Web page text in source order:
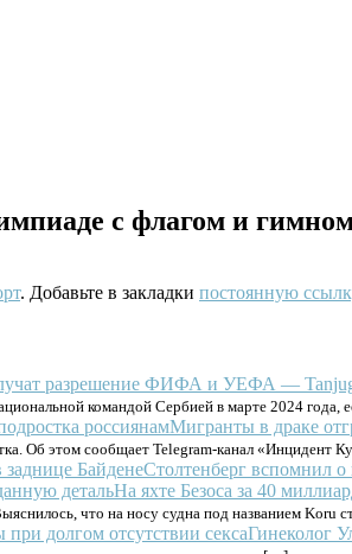
с флагом и
. Добавьте в закладки постоянную
командой Сербией в марте 2024
Мигранты в драке
Об этом сообщает Telegram-канал «Инцидент
Столтенберг вспомнил о
На яхте Безоса за 40
что на носу судна под названием
Гинеколог